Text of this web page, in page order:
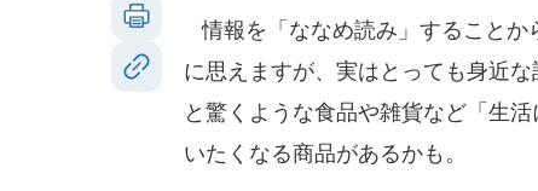
情報を「ななめ読み」することか
に思えますが、実はとっても身近
と驚くような食品や雑貨など「生
いたくなる商品があるかも。